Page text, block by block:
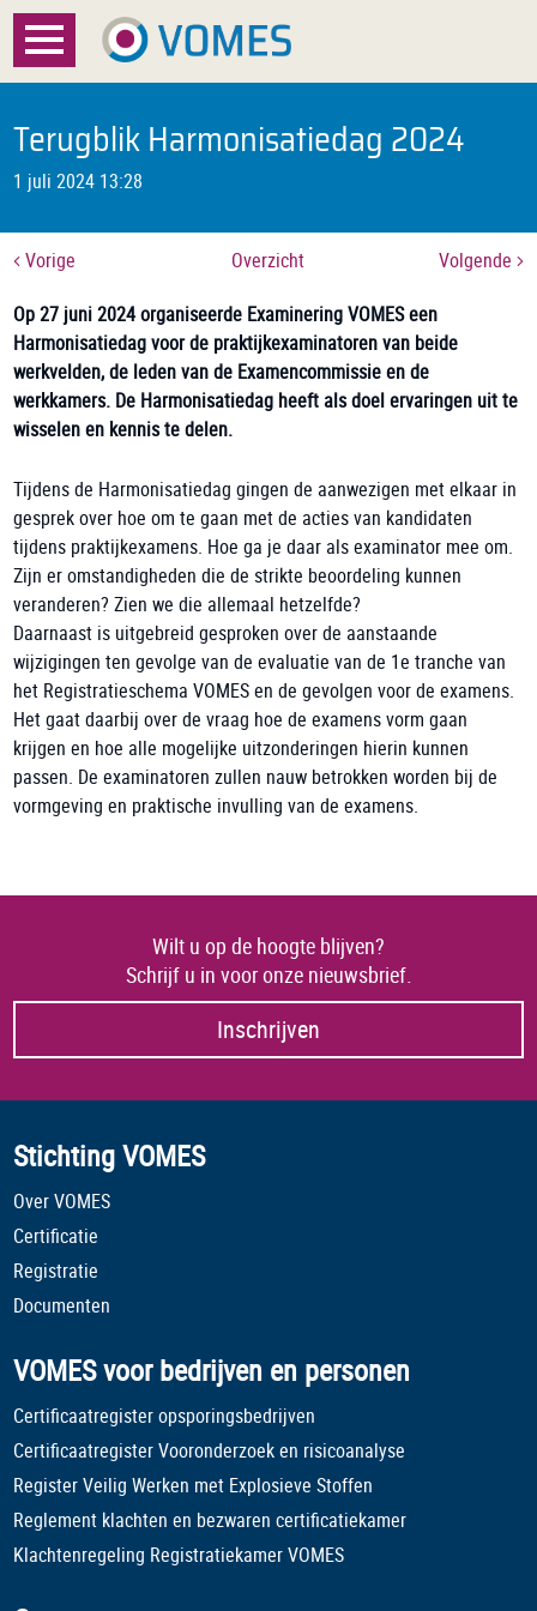
Menu
Over VOMES
Certificatie
Documenten
Nieuws
Contact
Terugblik Harmonisatiedag 2024
1 juli 2024 13:28
Vorige Overzicht Volgende
Op 27 juni 2024 organiseerde Examinering VOMES een
Harmonisatiedag voor de praktijkexaminatoren van beide
werkvelden, de leden van de Examencommissie en de
werkkamers. De Harmonisatiedag heeft als doel ervaringen uit te
wisselen en kennis te delen.
Tijdens de Harmonisatiedag gingen de aanwezigen met elkaar in
gesprek over hoe om te gaan met de acties van kandidaten
tijdens praktijkexamens. Hoe ga je daar als examinator mee om.
Zijn er omstandigheden die de strikte beoordeling kunnen
veranderen? Zien we die allemaal hetzelfde?
Daarnaast is uitgebreid gesproken over de aanstaande
wijzigingen ten gevolge van de evaluatie van de 1e tranche van
het Registratieschema VOMES en de gevolgen voor de examens.
Het gaat daarbij over de vraag hoe de examens vorm gaan
krijgen en hoe alle mogelijke uitzonderingen hierin kunnen
passen. De examinatoren zullen nauw betrokken worden bij de
vormgeving en praktische invulling van de examens.
Wilt u op de hoogte blijven?
Schrijf u in voor onze nieuwsbrief.
Inschrijven
Stichting VOMES
Over VOMES
Certificatie
Registratie
Documenten
VOMES voor bedrijven en personen
Certificaatregister opsporingsbedrijven
Certificaatregister Vooronderzoek en risicoanalyse
Register Veilig Werken met Explosieve Stoffen
Reglement klachten en bezwaren certificatiekamer
Klachtenregeling Registratiekamer VOMES